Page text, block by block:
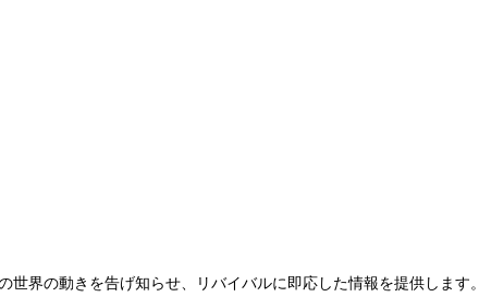
世界の動きを告げ知らせ、リバイバルに即応した情報を提供します。